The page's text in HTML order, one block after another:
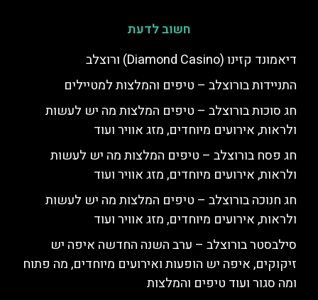
חשוב לדעת
דיאמונד קזינו (Diamond Casino) ורוצלב
התניידות בורוצלב – טיפים והמלצות למטיילים
חג סוכות בורוצלב – טיפים המלצות מה יש לעשות
ולראות, אירועים מיוחדים, מזג אוויר ועוד
חג פסח בורוצלב – טיפים המלצות מה יש לעשות
ולראות, אירועים מיוחדים, מזג אוויר ועוד
חג חנוכה בורוצלב – טיפים המלצות מה יש לעשות
ולראות, אירועים מיוחדים, מזג אוויר ועוד
סילבסטר בורוצלב – ערב השנה החדשה איפה יש
זיקוקים, איפה יש הופעות ואירועים מיוחדים, מה פתוח
ומה סגור ועוד טיפים והמלצות